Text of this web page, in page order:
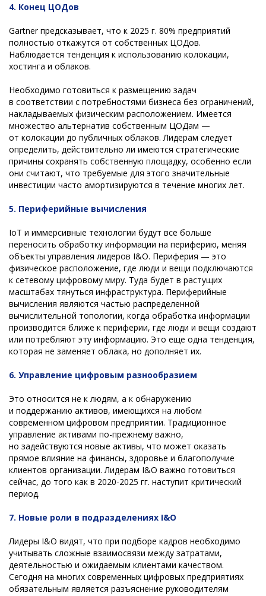
4. Конец ЦОДов
Gartner предсказывает, что к 2025 г. 80% предприятий
полностью откажутся от собственных ЦОДов.
Наблюдается тенденция к использованию колокации,
хостинга и облаков.
Необходимо готовиться к размещению задач
в соответствии с потребностями бизнеса без ограничений,
накладываемых физическим расположением. Имеется
множество альтернатив собственным ЦОДам —
от колокации до публичных облаков. Лидерам следует
определить, действительно ли имеются стратегические
причины сохранять собственную площадку, особенно если
они считают, что требуемые для этого значительные
инвестиции часто амортизируются в течение многих лет.
5. Периферийные вычисления
IoT и иммерсивные технологии будут все больше
переносить обработку информации на периферию, меняя
объекты управления лидеров I&O. Периферия — это
физическое расположение, где люди и вещи подключаются
к сетевому цифровому миру. Туда будет в растущих
масштабах тянуться инфраструктура. Периферийные
вычисления являются частью распределенной
вычислительной топологии, когда обработка информации
производится ближе к периферии, где люди и вещи создают
или потребляют эту информацию. Это еще одна тенденция,
которая не заменяет облака, но дополняет их.
6. Управление цифровым разнообразием
Это относится не к людям, а к обнаружению
и поддержанию активов, имеющихся на любом
современном цифровом предприятии. Традиционное
управление активами по-прежнему важно,
но задействуются новые активы, что может оказать
прямое влияние на финансы, здоровье и благополучие
клиентов организации. Лидерам I&O важно готовиться
сейчас, до того как в 2020-2025 гг. наступит критический
период.
7. Новые роли в подразделениях I&O
Лидеры I&O видят, что при подборе кадров необходимо
учитывать сложные взаимосвязи между затратами,
деятельностью и ожидаемым клиентами качеством.
Сегодня на многих современных цифровых предприятиях
обязательным является разъяснение руководителям